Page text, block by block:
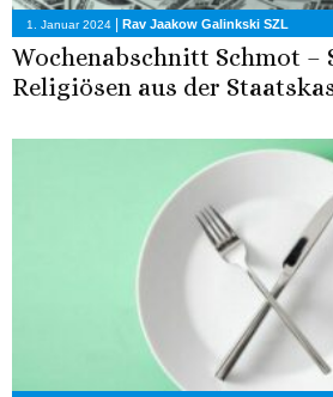
1. Januar 2024 Rav Jaakow Galinkski SZL
Wochenabschnitt Schmot –
Religiösen aus der